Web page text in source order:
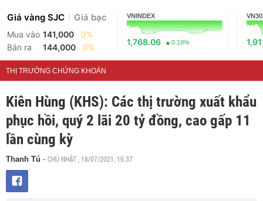
Giá vàng SJC Giá bạc
Mua vào 141,000
0%
Bán ra
144,000 0%
VNINDEX
1,768.06 0.19%
VN30
THỊ TRƯỜNG CHỨNG KHOÁN
Kiên Hùng (KHS): Các thị trường xuất khẩu
phục hồi, quý 2 lãi 20 tỷ đồng, cao gấp 11
lần cùng kỳ
Thanh Tú - CHỦ NHẬT , 18/07/2021, 16:37